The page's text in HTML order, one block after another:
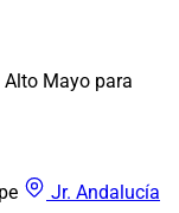
Alto Mayo para
Jr. Andalucía